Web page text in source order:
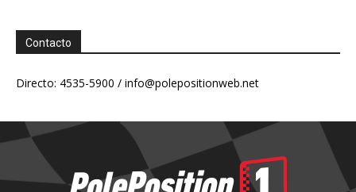
Contacto
Directo: 4535-5900 / info@polepositionweb.net